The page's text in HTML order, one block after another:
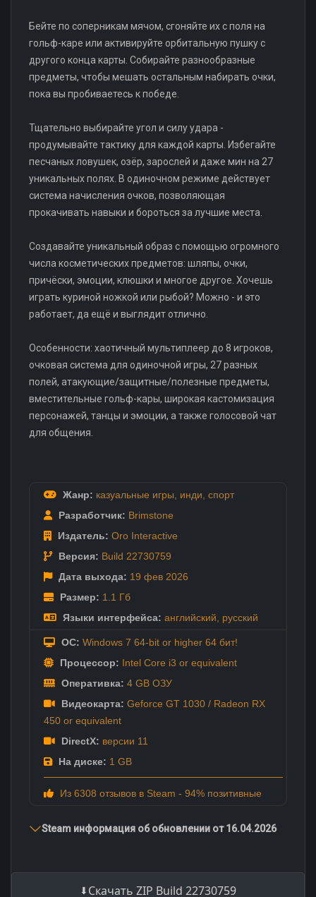
Бейте по соперникам мячом, сгоняйте их с поля на
гольф-каре или активируйте орбитальную пушку с
другого конца карты. Собирайте разнообразные
предметы, чтобы мешать остальным набирать очки,
пока вы пробиваетесь к победе.
Тщательно выбирайте угол и силу удара -
продумывайте тактику для каждой карты. Избегайте
песчаных ловушек, озёр, зарослей и даже мин на 27
уникальных полях. В одиночном режиме действует
система начисления очков, позволяющая
прокачивать навыки и бороться за лучшие места.
Создавайте уникальный образ с помощью огромного
числа косметических предметов: шляпы, очки,
причёски, эмоции, клюшки и многое другое. Хочешь
играть куриной ножкой или рыбой? Можно - и это
работает, да ещё и выглядит отлично.
Особенности: хаотичный мультиплеер до 8 игроков,
очковая система для одиночной игры, 27 разных
полей, атакующие/защитные/полезные предметы,
вместительные гольф-кары, широкая кастомизация
персонажей, танцы и эмоции, а также голосовой чат
для общения.
Жанр: казуальные игры инди спорт
Разработчик: Brimstone
Издатель: Oro Interactive
Версия: Build 22730759
Дата выхода: 19 фев 2026
Размер: 1.1 Гб
Языки интерфейса: английский русский
ОС: Windows 7 64-bit or higher 64 бит!
Процессор: Intel Core i3 or equivalent
Оперативка: 4 GB ОЗУ
Видеокарта: Geforce GT 1030 / Radeon RX
450 or equivalent
DirectX: версии 11
На диске: 1 GB
Из 6308 отзывов в Steam - 94% позитивные
Steam информация об обновлении от 16.04.2026
Скачать ZIP Build 22730759